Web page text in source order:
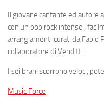
Il giovane cantante ed autore
con un pop rock intenso ,
arrangiamenti curati da Fabio
collaboratore di Venditti.
I sei brani scorrono veloci,
Music Force